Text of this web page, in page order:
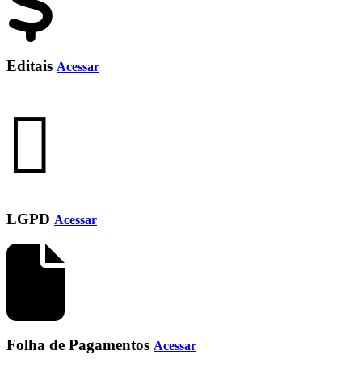
Editais Acessar
LGPD Acessar
Folha de Pagamentos Acessar